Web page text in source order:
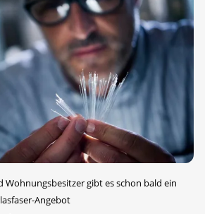
Wohnungsbesitzer gibt es schon bald ein
Angebot